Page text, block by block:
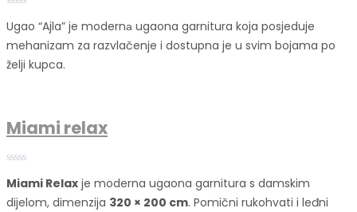
Ugao “Ajla” je modernа ugaona garnitura koja posjeduje
mehanizam za razvlačenje i dostupna je u svim bojama po
želji kupca.
Miami relax
Miami Relax je moderna ugaona garnitura s damskim
dijelom, dimenzija 320 × 200 cm. Pomični rukohvati i leđni